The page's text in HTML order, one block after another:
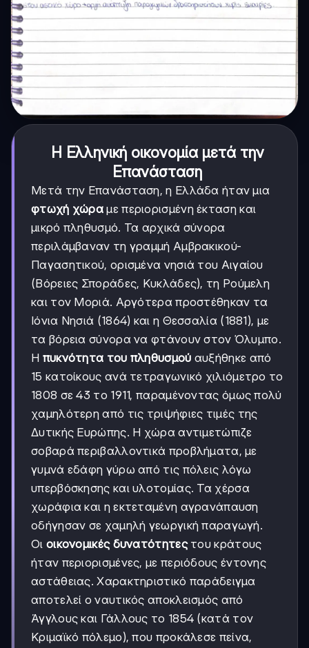
Η Ελληνική οικονομία μετά την
Επανάσταση
Μετά την Επανάσταση, η Ελλάδα ήταν μια
φτωχή χώρα με περιορισμένη έκταση και
μικρό πληθυσμό. Τα αρχικά σύνορα
περιλάμβαναν τη γραμμή Αμβρακικού-
Παγασητικού, ορισμένα νησιά του Αιγαίου
(Βόρειες Σποράδες, Κυκλάδες), τη Ρούμελη
και τον Μοριά. Αργότερα προστέθηκαν τα
Ιόνια Νησιά (1864) και η Θεσσαλία (1881), με
τα βόρεια σύνορα να φτάνουν στον Όλυμπο.
Η πυκνότητα του πληθυσμού αυξήθηκε από
15 κατοίκους ανά τετραγωνικό χιλιόμετρο το
1808 σε 43 το 1911, παραμένοντας όμως πολύ
χαμηλότερη από τις τριψήφιες τιμές της
Δυτικής Ευρώπης. Η χώρα αντιμετώπιζε
σοβαρά περιβαλλοντικά προβλήματα, με
γυμνά εδάφη γύρω από τις πόλεις λόγω
υπερβόσκησης και υλοτομίας. Τα χέρσα
χωράφια και η εκτεταμένη αγρανάπαυση
οδήγησαν σε χαμηλή γεωργική παραγωγή.
Οι οικονομικές δυνατότητεςτου κράτους
ήταν περιορισμένες, με περιόδους έντονης
αστάθειας. Χαρακτηριστικό παράδειγμα
αποτελεί ο ναυτικός αποκλεισμός από
Άγγλους και Γάλλους το 1854 (κατά τον
Κριμαϊκό πόλεμο), που προκάλεσε πείνα,